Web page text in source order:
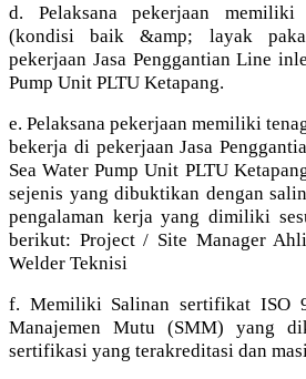
d. Pelaksana pekerjaan
(kondisi baik &amp; layak
pekerjaan Jasa Penggantian Line
Pump Unit PLTU Ketapang.
e. Pelaksana pekerjaan memiliki
bekerja di pekerjaan Jasa
Sea Water Pump Unit PLTU
sejenis yang dibuktikan dengan
pengalaman kerja yang dimiliki
berikut: Project / Site Manager
Welder Teknisi
f. Memiliki Salinan sertifikat ISO
Manajemen Mutu (SMM) yang
sertifikasi yang terakreditasi dan